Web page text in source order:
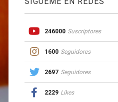
246000 Suscriptores
1600 Seguidores
2697 Seguidores
2229 Likes